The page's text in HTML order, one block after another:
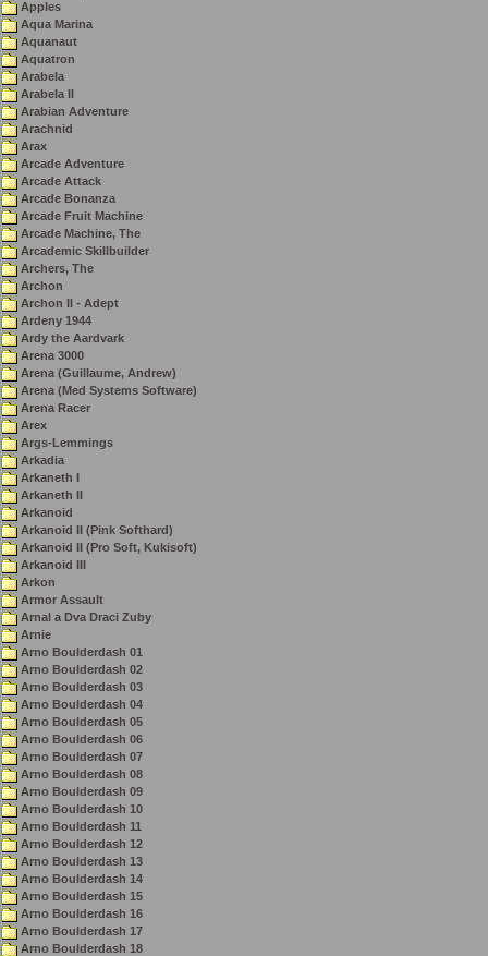
Apples
Aqua Marina
Aquanaut
Aquatron
Arabela
Arabela II
Arabian Adventure
Arachnid
Arax
Arcade Adventure
Arcade Attack
Arcade Bonanza
Arcade Fruit Machine
Arcade Machine, The
Arcademic Skillbuilder
Archers, The
Archon
Archon II - Adept
Ardeny 1944
Ardy the Aardvark
Arena 3000
Arena (Guillaume, Andrew)
Arena (Med Systems Software)
Arena Racer
Arex
Args-Lemmings
Arkadia
Arkaneth I
Arkaneth II
Arkanoid
Arkanoid II (Pink Softhard)
Arkanoid II (Pro Soft, Kukisoft)
Arkanoid III
Arkon
Armor Assault
Arnal a Dva Draci Zuby
Arnie
Arno Boulderdash 01
Arno Boulderdash 02
Arno Boulderdash 03
Arno Boulderdash 04
Arno Boulderdash 05
Arno Boulderdash 06
Arno Boulderdash 07
Arno Boulderdash 08
Arno Boulderdash 09
Arno Boulderdash 10
Arno Boulderdash 11
Arno Boulderdash 12
Arno Boulderdash 13
Arno Boulderdash 14
Arno Boulderdash 15
Arno Boulderdash 16
Arno Boulderdash 17
Arno Boulderdash 18